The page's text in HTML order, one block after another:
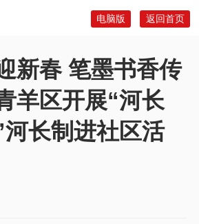
返回首页
电脑版
新春 笔墨书香传
区开展“河长
长制进社区活